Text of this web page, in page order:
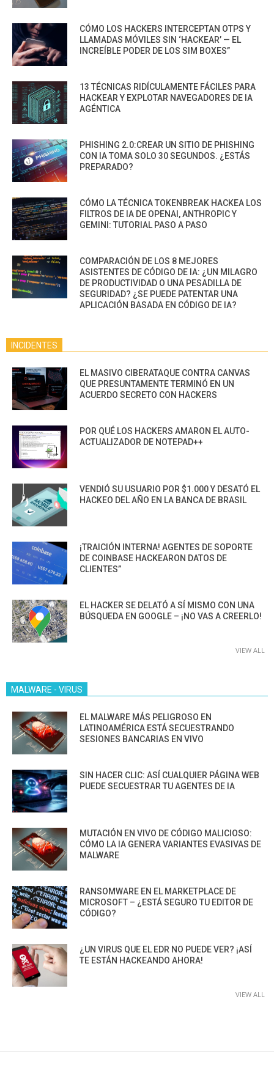
CÓMO LOS HACKERS INTERCEPTAN OTPS Y
LLAMADAS MÓVILES SIN ‘HACKEAR’ — EL
INCREÍBLE PODER DE LOS SIM BOXES”
13 TÉCNICAS RIDÍCULAMENTE FÁCILES PARA
HACKEAR Y EXPLOTAR NAVEGADORES DE IA
AGÉNTICA
PHISHING 2.0:CREAR UN SITIO DE PHISHING
CON IA TOMA SOLO 30 SEGUNDOS. ¿ESTÁS
PREPARADO?
CÓMO LA TÉCNICA TOKENBREAK HACKEA LOS
FILTROS DE IA DE OPENAI, ANTHROPIC Y
GEMINI: TUTORIAL PASO A PASO
COMPARACIÓN DE LOS 8 MEJORES
ASISTENTES DE CÓDIGO DE IA: ¿UN MILAGRO
DE PRODUCTIVIDAD O UNA PESADILLA DE
SEGURIDAD? ¿SE PUEDE PATENTAR UNA
APLICACIÓN BASADA EN CÓDIGO DE IA?
INCIDENTES
EL MASIVO CIBERATAQUE CONTRA CANVAS
QUE PRESUNTAMENTE TERMINÓ EN UN
ACUERDO SECRETO CON HACKERS
POR QUÉ LOS HACKERS AMARON EL AUTO-
ACTUALIZADOR DE NOTEPAD++
VENDIÓ SU USUARIO POR $1.000 Y DESATÓ EL
HACKEO DEL AÑO EN LA BANCA DE BRASIL
¡TRAICIÓN INTERNA! AGENTES DE SOPORTE
DE COINBASE HACKEARON DATOS DE
CLIENTES”
EL HACKER SE DELATÓ A SÍ MISMO CON UNA
BÚSQUEDA EN GOOGLE – ¡NO VAS A CREERLO!
VIEW ALL
MALWARE - VIRUS
EL MALWARE MÁS PELIGROSO EN
LATINOAMÉRICA ESTÁ SECUESTRANDO
SESIONES BANCARIAS EN VIVO
SIN HACER CLIC: ASÍ CUALQUIER PÁGINA WEB
PUEDE SECUESTRAR TU AGENTES DE IA
MUTACIÓN EN VIVO DE CÓDIGO MALICIOSO:
CÓMO LA IA GENERA VARIANTES EVASIVAS DE
MALWARE
RANSOMWARE EN EL MARKETPLACE DE
MICROSOFT – ¿ESTÁ SEGURO TU EDITOR DE
CÓDIGO?
¿UN VIRUS QUE EL EDR NO PUEDE VER? ¡ASÍ
TE ESTÁN HACKEANDO AHORA!
VIEW ALL